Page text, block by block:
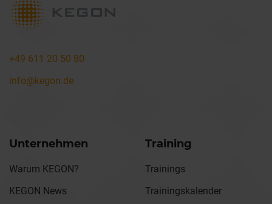
+49 611 20 50 80
info@kegon.de
Unternehmen
Warum KEGON?
KEGON News
Training
Trainings
Trainingskalender